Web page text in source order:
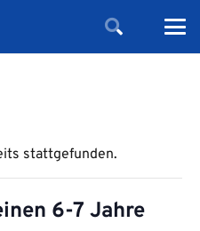
stattgefunden.
6-7 Jahre